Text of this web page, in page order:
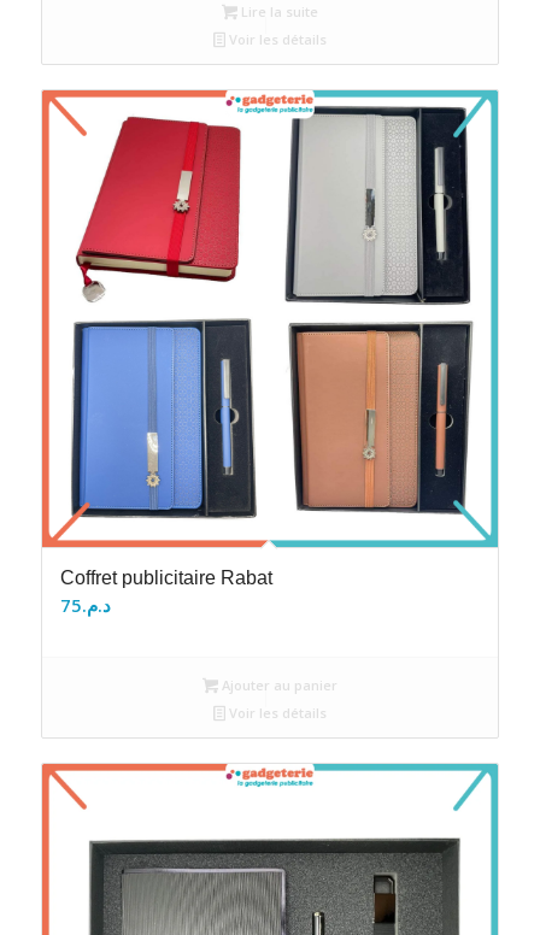
د.م.0.
Lire la suite
Voir les détails
Coffret publicitaire Rabat
د.م.75
Ajouter au panier
Voir les détails